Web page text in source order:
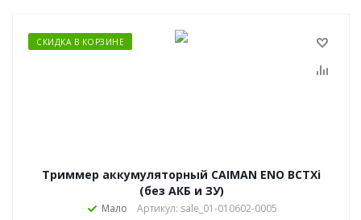
СКИДКА В КОРЗИНЕ
Триммер аккумуляторный CAIMAN ENO BCTXi
(без АКБ и ЗУ)
Мало Артикул: sale_01-010602-0005